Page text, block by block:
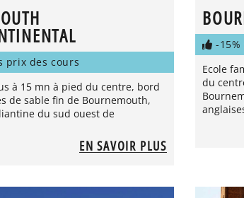
prix des cours
à 15 mn à pied du centre, bord
de sable fin de Bournemouth,
du sud ouest de
EN SAVOIR PLUS
-
Ecole
du